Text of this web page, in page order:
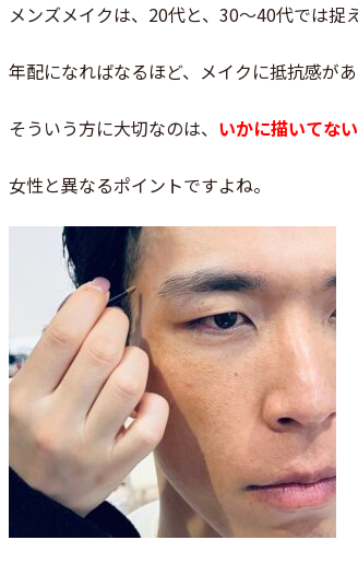
メンズメイクは、20代と、30〜40代では
年配になればなるほど、メイクに抵抗感が
そういう方に大切なのは、 いかに描いてな
女性と異なるポイントですよね。